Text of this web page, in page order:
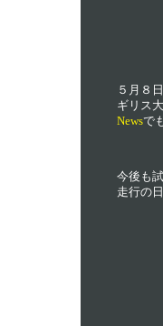
５月８
ギリス
Newsで
今後も
走行の